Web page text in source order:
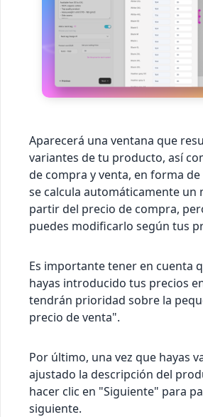
Aparecerá una ventana que
variantes de tu producto, así
de compra y venta, en forma
se calcula automáticamente un
partir del precio de compra,
puedes modificarlo según tus
Es importante tener en cuenta
hayas introducido tus precios
tendrán prioridad sobre la
precio de venta".
Por último, una vez que hayas
ajustado la descripción del
hacer clic en "Siguiente" para
siguiente.